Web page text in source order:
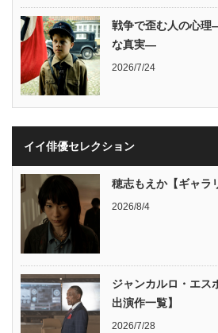
戦争で歪む人の心
な真実―
2026/7/24
イイ俳優セレクション
穂志もえか【ギャラ
2026/8/4
ジャンカルロ・エス
出演作一覧】
2026/7/28